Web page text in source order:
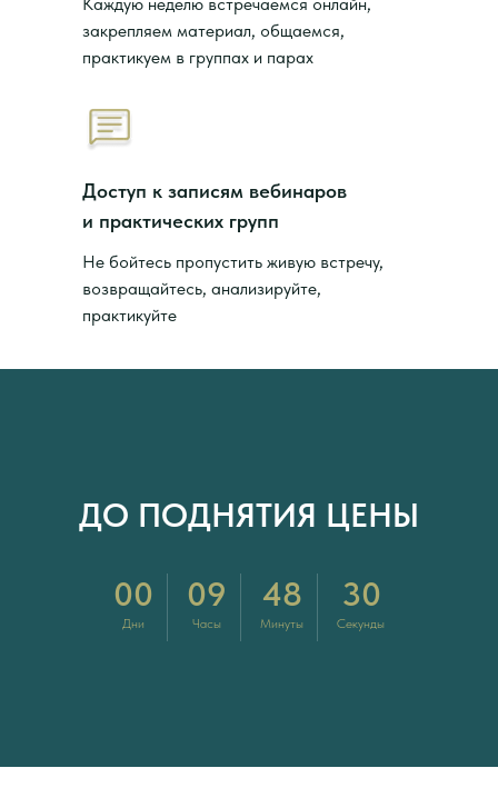
закрепляем материал, общаемся,
практикуем в группах и парах
Доступ к записям вебинаров
и практических групп
Не бойтесь пропустить живую встречу,
возвращайтесь, анализируйте,
практикуйте
ДО ПОДНЯТИЯ ЦЕНЫ
00
Дни
09
Часы
48
Минуты
29
Секунды